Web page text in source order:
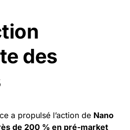
des
a propulsé l’action de Nano
de 200 % en pré-market